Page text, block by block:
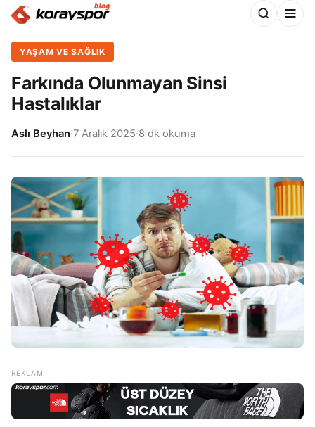
YAŞAM VE SAĞLIK
Farkında Olunmayan Sinsi
Hastalıklar
Aslı Beyhan·7 Aralık 2025·8 dk okuma